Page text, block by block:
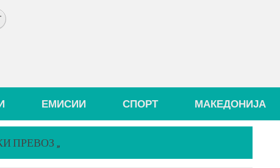
ЕМИСИИ СПОРТ МАКЕДОНИЈА
ПРЕВОЗ „